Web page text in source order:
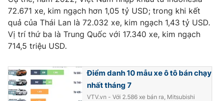
VTV9 VTV8
Liên hệ tòa soạn English
THỜI BÁO VTV
72.671 xe, kim ngạch hơn 1,05 tỷ USD; trong khi kết
quả của Thái Lan là 72.032 xe, kim ngạch 1,43 tỷ USD.
Vị trí thứ ba là Trung Quốc với 17.340 xe, kim ngạch
714,5 triệu USD.
Điểm danh 10 mẫu xe ô tô bán chạy
nhất tháng 7
VTV.vn - Với 2.586 xe bán ra, Mitsubishi